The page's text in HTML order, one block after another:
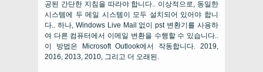
공된 간단한 지침을 따라야 합니다.. 이상적으로, 동일한
시스템에 두 메일 시스템이 모두 설치되어 있어야 합니
다.. 하나, Windows Live Mail 없이 pst 변환기를 사용하
여 다른 컴퓨터에서 이메일 변환을 수행할 수 있습니다..
이 방법은 Microsoft Outlook에서 작동합니다. 2019,
2016, 2013, 2010, 그리고 더 오래된.